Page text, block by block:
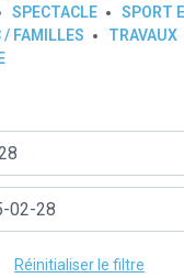
SPECTACLE
SPORT
FAMILLES
TRAVAUX
Réinitialiser le filtre